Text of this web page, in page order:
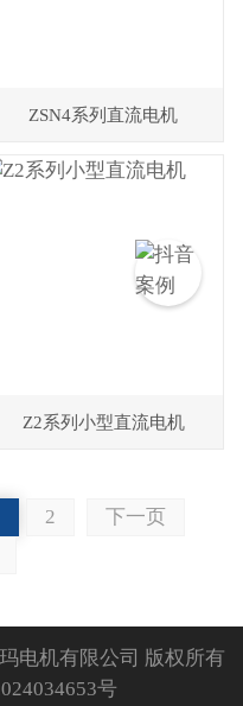
ZSN4系列直流电机
Z2系列小型直流电机
2
下一页
电机有限公司 版权所有
号